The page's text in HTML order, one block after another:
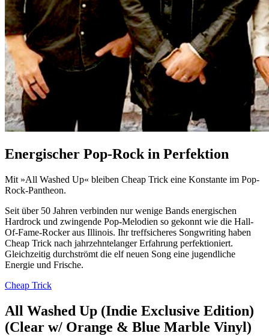
Energischer Pop-Rock in Perfektion
Mit »All Washed Up« bleiben Cheap Trick eine Konstante im Pop-
Rock-Pantheon.
Seit über 50 Jahren verbinden nur wenige Bands energischen
Hardrock und zwingende Pop-Melodien so gekonnt wie die Hall-
Of-Fame-Rocker aus Illinois. Ihr treffsicheres Songwriting haben
Cheap Trick nach jahrzehntelanger Erfahrung perfektioniert.
Gleichzeitig durchströmt die elf neuen Song eine jugendliche
Energie und Frische.
Cheap Trick
All Washed Up (Indie Exclusive Edition)
(Clear w/ Orange & Blue Marble Vinyl)